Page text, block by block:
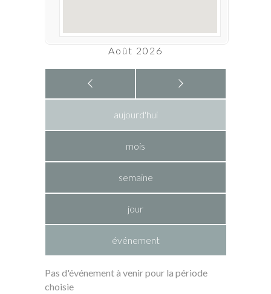
Août 2026
aujourd'hui
mois
semaine
jour
événement
Pas d'événement à venir pour la période
choisie